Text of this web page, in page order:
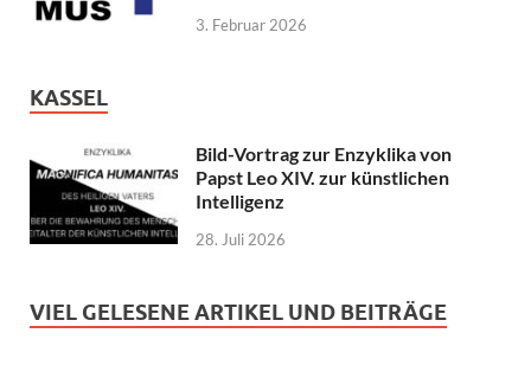
3. Februar 2026
KASSEL
Bild-Vortrag zur Enzyklika von
Papst Leo XIV. zur künstlichen
Intelligenz
28. Juli 2026
VIEL GELESENE ARTIKEL UND BEITRÄGE